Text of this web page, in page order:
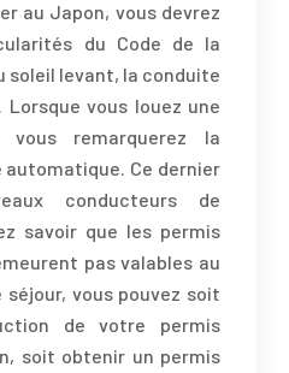
au Japon, vous devrez
du Code de la
soleil levant, la conduite
Lorsque vous louez une
remarquerez la
automatique. Ce dernier
conducteurs de
savoir que les permis
pas valables au
vous pouvez soit
de votre permis
soit obtenir un permis